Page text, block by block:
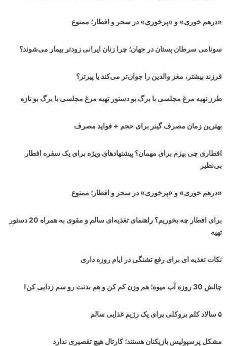
«درهم خوری» و «پرخوری» در سحر و افطار؛ ممنوع
سونامی سرطان پستان در جهان‌؛ چرا زنان ایرانی زودتر بیمار می‌شوند؟
فرزند بیشتر، مغز والدین را جوان‌تر می‌کند یا پیرتر؟
طرز تهیه مرغ مجلسی با برگ بو دستور تهیه مرغ مجلسی با برگ بو تازه
بهترین زمان مصرف گینر برای حجم + فواید مصرف
افطاری چی بپزم برای مهمان؟ پیشنهادهای ویژه برای یک سفره افطار
بی‌نظیر
«درهم خوری» و «پرخوری» در سحر و افطار؛ ممنوع
برای افطار چه بخوریم؟ راهنمای تغذیه‌ای سالم و مقوی به همراه 20 دستور
تهیه
نکات تغذیه ای برای رفع تشنگی در ایام روزه داری
چالش 30 روزه آب میوه؛ هم وزن کم کن و هم بدنت رو سم زدایی کن!
۵ سالاد کلم بروکلی برای یک رژیم غذایی سالم
مشکل پرسپولیس بازیکنان هستند؛ کارتال هیچ تقصیری ندارد